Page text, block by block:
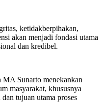
ketidakberpihakan,
akan menjadi fondasi utama
dan kredibel.
MA Sunarto menekankan
masyarakat, khususnya
tujuan utama proses